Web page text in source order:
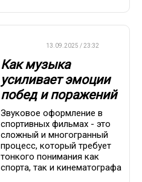
13.09.2025 / 23:32
Как музыка
усиливает эмоции
побед и поражений
Звуковое оформление в
спортивных фильмах - это
сложный и многогранный
процесс, который требует
тонкого понимания как
спорта, так и кинематографа